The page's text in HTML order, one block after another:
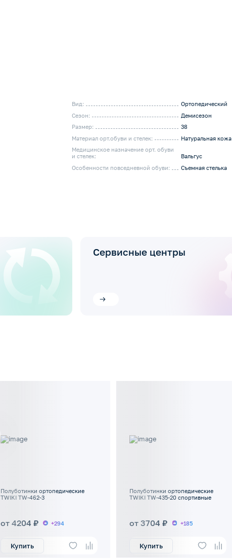
Вид:
Ортопедический
Сезон:
Демисезон
Размер:
38
Материал орт.обуви и стелек:
Натуральная кожа
Медицинское назначение орт. обуви
и стелек:
Вальгус
Особенности повседневной обуви:
Съемная стелька
Сервисные центры
Полуботинки ортопедические
TWIKI TW-462-3
от 4204 ₽ +294
Купить
Полуботинки ортопедические
TWIKI TW-435-20 спортивные
от 3704 ₽ +185
Купить